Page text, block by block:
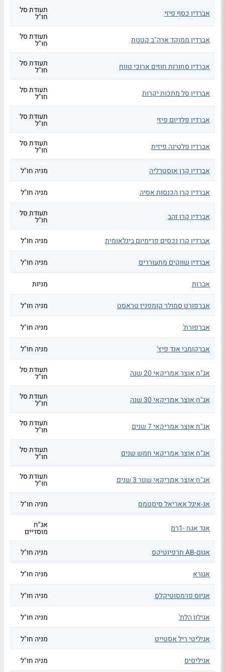
אברדין כסף פיזי תעודת סל
חו"ל
אברדין ממוקד ארה"ב קטנות תעודת סל
חו"ל
אברדין סחורות חוזים ארוכי טווח תעודת סל
חו"ל
אברדין סל מתכות יקרות תעודת סל
חו"ל
אברדין פלדיום פיזי תעודת סל
חו"ל
אברדין פלטינה פיזית תעודת סל
חו"ל
אברדין קרן אוסטרליה
מניה חו"ל
אברדין קרן הכנסות אסיה מניה חו"ל
אברדין קרן זהב תעודת סל
חו"ל
אברדין קרן נכסים פרימיום בינלאומית
מניה חו"ל
אברדין שווקים מתעוררים מניה חו"ל
אברות מניות
אברפורט סמולר קומפניז טראסט מניה חו"ל
אברפורת' מניה חו"ל
אברקומבי אנד פיץ' מניה חו"ל
אג"ח אוצר אמריקאי 20 שנה תעודת סל
חו"ל
אג"ח אוצר אמריקאי 30 שנה תעודת סל
חו"ל
אג"ח אוצר אמריקאי 7 שנים תעודת סל
חו"ל
אג"ח אוצר אמריקאי חמש שנים תעודת סל
חו"ל
אג"ח אוצר אמריקאי שטר 3 שנים תעודת סל
חו"ל
אג-איגל אאריאל סיסטמס
מניה חו"ל
אגד אגח -1רמ אג"ח
מוסדיים
אגום-AB תרפיוטיקס
מניה חו"ל
אגורא מניה חו"ל
אגיוס פרמסוטיקלס מניה חו"ל
אגילון הלת' מניה חו"ל
אגיליטי ריל אסטייט מניה חו"ל
אגיליסיס מניה חו"ל